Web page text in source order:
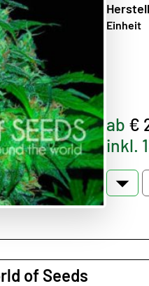
Einheit
ab €
inkl.
of Seeds